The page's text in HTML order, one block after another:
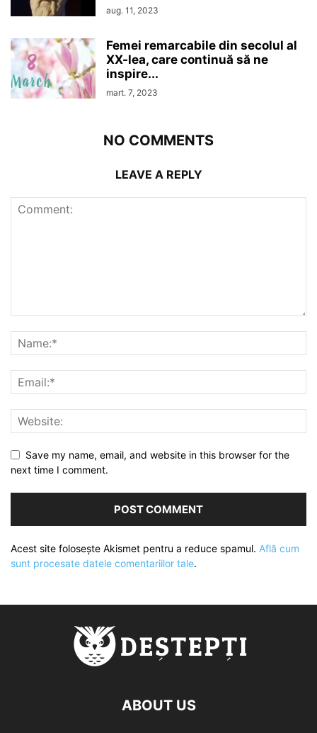
aug. 11, 2023
Femei remarcabile din secolul al
XX-lea, care continuă să ne
inspire...
mart. 7, 2023
NO COMMENTS
LEAVE A REPLY
Save my name, email, and website in this browser for the
next time I comment.
Acest site folosește Akismet pentru a reduce spamul. Află cum
sunt procesate datele comentariilor tale.
ABOUT US